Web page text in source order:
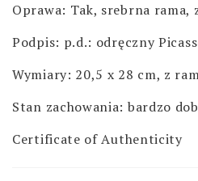
Oprawa: Tak, srebrna rama,
Podpis: p.d.: odręczny
Wymiary: 20,5 x 28 cm, z
Stan zachowania: bardzo
Certificate of Authenticity